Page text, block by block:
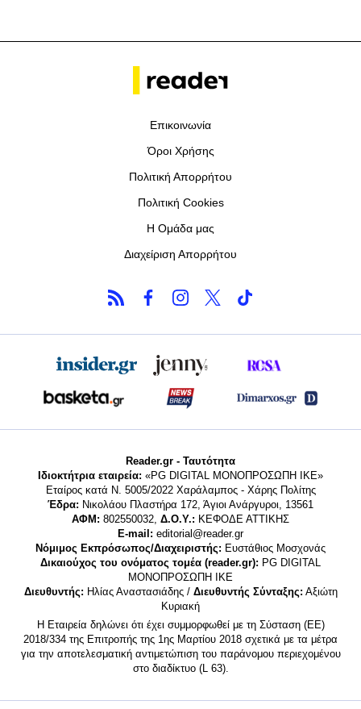
Επικοινωνία
Όροι Χρήσης
Πολιτική Απορρήτου
Πολιτική Cookies
Η Ομάδα μας
Διαχείριση Απορρήτου
Reader.gr - Ταυτότητα
Ιδιοκτήτρια εταιρεία: «PG DIGITAL MONΟΠΡΟΣΩΠΗ ΙΚΕ»
Εταίρος κατά Ν. 5005/2022 Χαράλαμπος - Χάρης Πολίτης
Έδρα: Νικολάου Πλαστήρα 172, Άγιοι Ανάργυροι, 13561
ΑΦΜ: 802550032, Δ.Ο.Υ.: ΚΕΦΟΔΕ ΑΤΤΙΚΗΣ
E-mail: editorial@reader.gr
Νόμιμος Εκπρόσωπος/Διαχειριστής: Ευστάθιος Μοσχονάς
Δικαιούχος του ονόματος τομέα (reader.gr): PG DIGITAL
MONΟΠΡΟΣΩΠΗ ΙΚΕ
Διευθυντής: Ηλίας Αναστασιάδης / Διευθυντής Σύνταξης: Αξιώτη
Κυριακή
Η Εταιρεία δηλώνει ότι έχει συμμορφωθεί με τη Σύσταση (ΕΕ)
2018/334 της Επιτροπής της 1ης Μαρτίου 2018 σχετικά με τα μέτρα
για την αποτελεσματική αντιμετώπιση του παράνομου περιεχομένου
στο διαδίκτυο (L 63).